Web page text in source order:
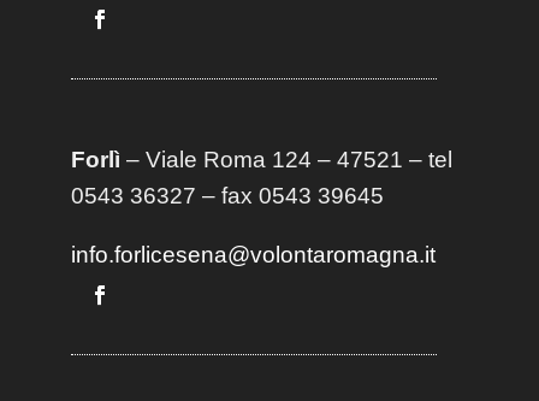
Forlì – Viale Roma 124 – 47521 – tel
0543 36327 – fax 0543 39645
info.forlicesena@volontaromagna.it